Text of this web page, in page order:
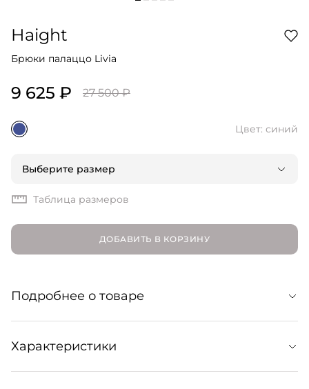
Haight
Брюки палаццо Livia
9 625 ₽ 27 500 ₽
Цвет: синий
Выберите размер
Таблица размеров
ДОБАВИТЬ В КОРЗИНУ
Подробнее о товаре
Брюки палаццо в укороченном силуэте станут
комфортной и элегантной составляющей множества
образов: как пляжных, так и городских. Сочетайте с
Характеристики